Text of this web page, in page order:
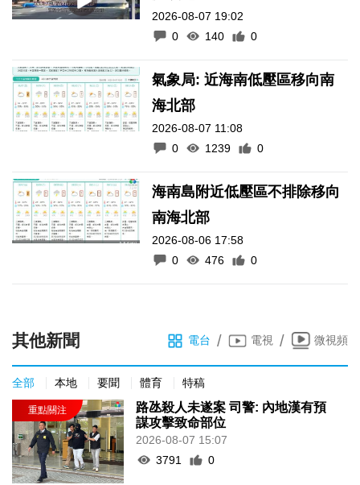
2026-08-07 19:02
0
140 0
氣象局: 近海南低壓區移向南
海北部
2026-08-07 11:08
0
1239 0
海南島附近低壓區不排除移向
南海北部
2026-08-06 17:58
0
476 0
其他新聞 電台 / 電視 / 微視頻
全部 本地 要聞 體育 特稿
路氹殺人未遂案 司警: 內地漢有預
謀攻擊致命部位
2026-08-07 15:07
3791
0